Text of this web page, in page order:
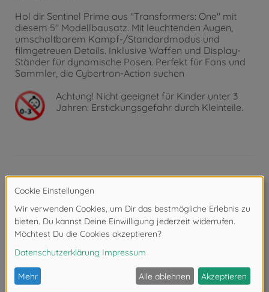
Hol dir Sentinel Prime aus "Transformers: One" mit
diesem 5" Modellbausatz. Mit leuchtenden Augen,
umschaltbarem Kampf-/Standardmodus und
filmgetreuen Details. Inklusive Waffen und Display-
Ständer für dynamische Posen. Perfekt für Fans und
Sammler, die Cybertron-Action suchen
Achtung! Nicht geeignet für Kinder unter 3
Jahren. Erstickungsgefahr durch Kleinteile.
Produktdetails
•Leuchtende Augen
•UmschaltbareKampf-/Standardmodi
Filmgetreue
Details
•Charakter-spezifische
Waffen